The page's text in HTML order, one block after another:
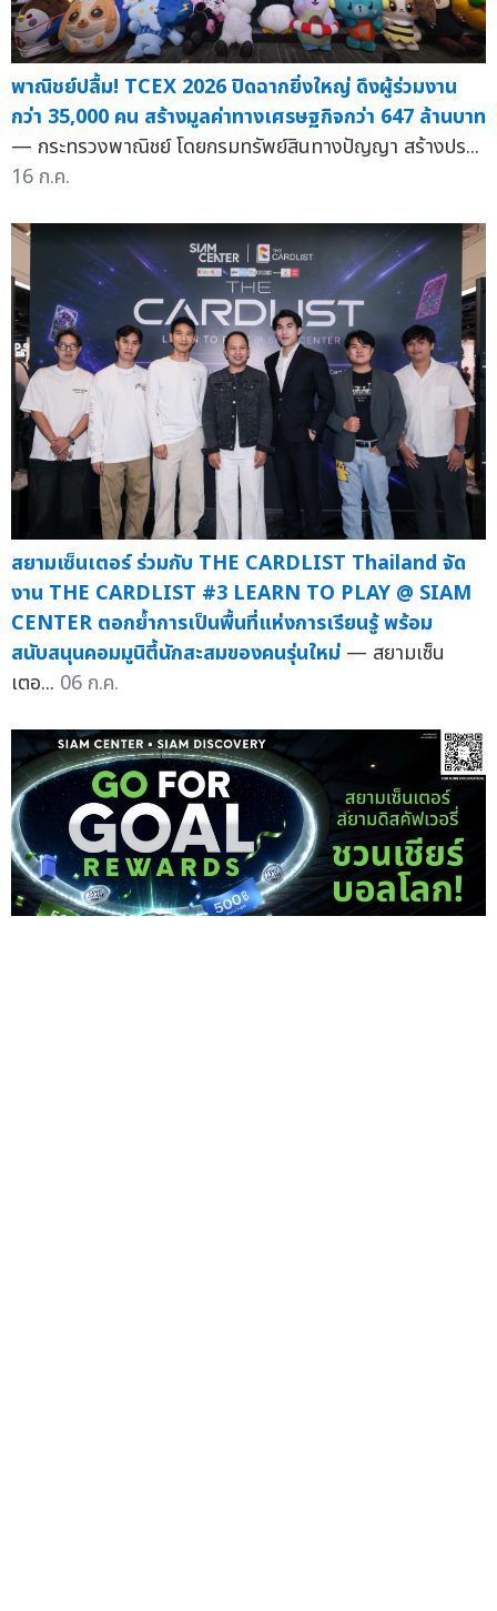
พาณิชย์ปลื้ม! TCEX 2026 ปิดฉากยิ่งใหญ่ ดึงผู้ร่วมงาน
กว่า 35,000 คน สร้างมูลค่าทางเศรษฐกิจกว่า 647 ล้านบาท
— กระทรวงพาณิชย์ โดยกรมทรัพย์สินทางปัญญา สร้างปร...
16 ก.ค.
สยามเซ็นเตอร์ ร่วมกับ THE CARDLIST Thailand จัด
งาน THE CARDLIST #3 LEARN TO PLAY @ SIAM
CENTER ตอกย้ำการเป็นพื้นที่แห่งการเรียนรู้ พร้อม
สนับสนุนคอมมูนิตี้นักสะสมของคนรุ่นใหม่ — สยามเซ็น
เตอ... 06 ก.ค.